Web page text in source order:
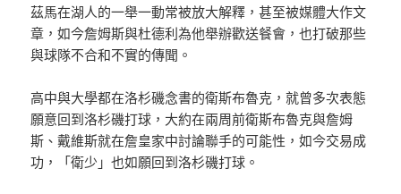
茲馬在湖人的一舉一動常被放大解釋，甚至被媒體大作文
章，如今詹姆斯與杜德利為他舉辦歡送餐會，也打破那些
與球隊不合和不實的傳聞。
高中與大學都在洛杉磯念書的衛斯布魯克，就曾多次表態
願意回到洛杉磯打球，大約在兩周前衛斯布魯克與詹姆
斯、戴維斯就在詹皇家中討論聯手的可能性，如今交易成
功，「衛少」也如願回到洛杉磯打球。